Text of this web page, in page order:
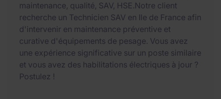
maintenance, qualité, SAV, HSE.Notre client
recherche un Technicien SAV en Ile de France afin
d'intervenir en maintenance préventive et
curative d'équipements de pesage. Vous avez
une expérience significative sur un poste similaire
et vous avez des habilitations électriques à jour ?
Postulez !